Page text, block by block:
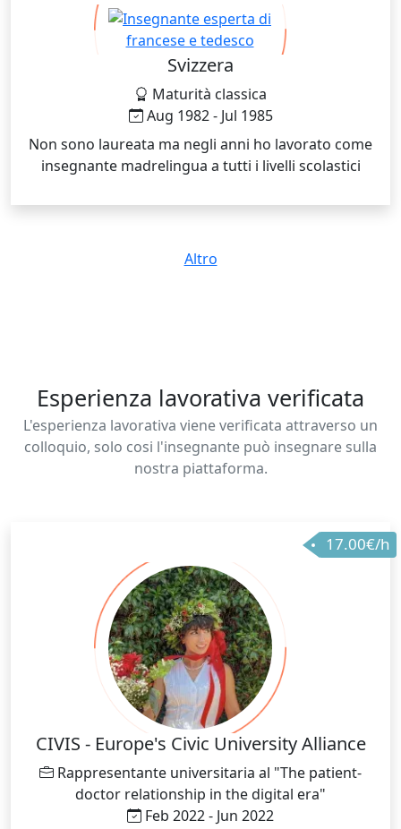
Svizzera
Maturità classica
Aug 1982 - Jul 1985
Non sono laureata ma negli anni ho lavorato come
insegnante madrelingua a tutti i livelli scolastici
Altro
Esperienza lavorativa verificata
L'esperienza lavorativa viene verificata attraverso un
colloquio, solo cosi l'insegnante può insegnare sulla
nostra piattaforma.
17.00€/h
CIVIS - Europe's Civic University Alliance
Rappresentante universitaria al "The patient-
doctor relationship in the digital era"
Feb 2022 - Jun 2022